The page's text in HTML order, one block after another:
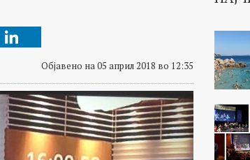
Објавено на 05 април 2018 во 12:35